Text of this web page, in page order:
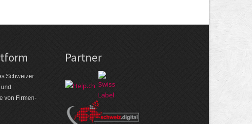
Schweizer
von Firmen­
Partner